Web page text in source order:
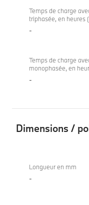
Temps de charge
triphasée, en heures
-
Temps de charge
monophasée, en
-
Dimensions /
poids
Longueur en mm
-